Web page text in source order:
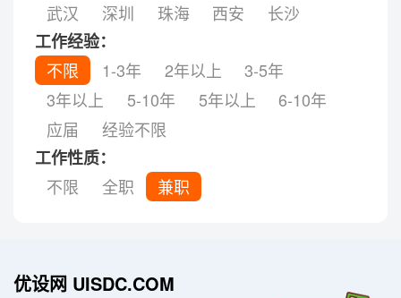
武汉
深圳 珠海 西安
长沙
工作经验：
不限
1-3年 2年以上
3-5年
3年以上
5-10年 5年以上
6-10年
应届
经验不限
工作性质：
不限
全职 兼职
优设网 UISDC.COM